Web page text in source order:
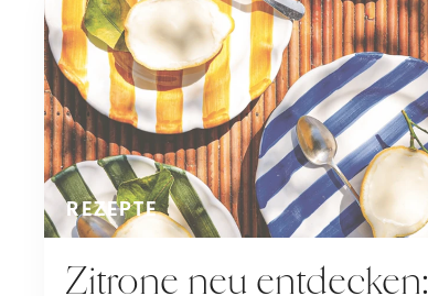
REZEPTE
Zitrone neu entdecken: